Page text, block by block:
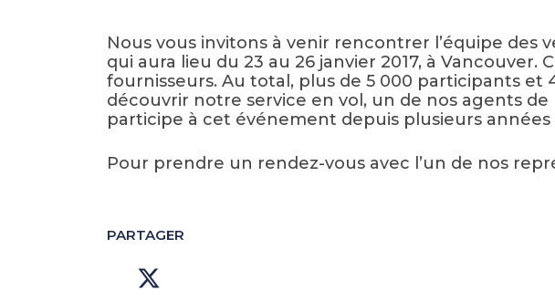
Nous vous invitons à venir rencontrer l’équipe
qui aura lieu du 23 au 26 janvier 2017, à
fournisseurs. Au total, plus de 5 000 participants
découvrir notre service en vol, un de nos agents
participe à cet événement depuis plusieurs
Pour prendre un rendez-vous avec l’un de nos
PARTAGER